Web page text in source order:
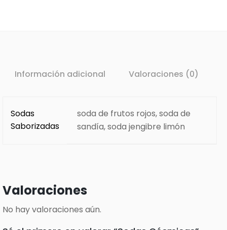
Información adicional Valoraciones (0)
Sodas
Saborizadas
soda de frutos rojos, soda de
sandía, soda jengibre limón
Valoraciones
No hay valoraciones aún.